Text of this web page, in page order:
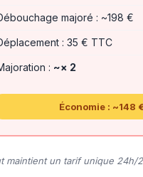
majoré : ~198 €
: 35 € TTC
: ~× 2
Économie : ~148
un tarif unique 24h/